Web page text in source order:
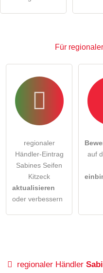
Für
regionaler
Händler-Eintrag
Sabines Seifen
Kitzeck
aktualisieren
oder verbessern
auf
regionaler Händler